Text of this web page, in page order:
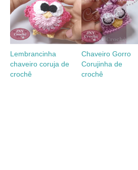
Lembrancinha
chaveiro coruja de
crochê
Chaveiro Gorro
Corujinha de
crochê